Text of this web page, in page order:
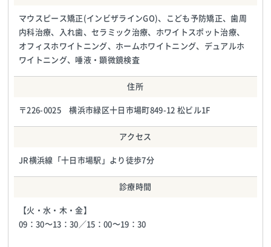
マウスピース矯正(インビザラインGO)、こども予防矯正、歯周
内科治療、入れ歯、セラミック治療、ホワイトスポット治療、
オフィスホワイトニング、ホームホワイトニング、デュアルホ
ワイトニング、唾液・顕微鏡検査
住所
〒226-0025 横浜市緑区十日市場町849-12 松ビル1F
アクセス
JR横浜線「十日市場駅」より徒歩7分
診療時間
【火・水・木・金】
09：30～13：30／15：00～19：30